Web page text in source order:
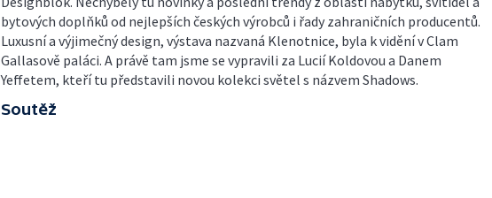
bytových doplňků od nejlepších českých výrobců i řady zahraničních producentů.
Luxusní a výjimečný design, výstava nazvaná Klenotnice, byla k vidění v Clam
Gallasově paláci. A právě tam jsme se vypravili za Lucií Koldovou a Danem
Yeffetem, kteří tu představili novou kolekci světel s názvem Shadows.
Soutěž